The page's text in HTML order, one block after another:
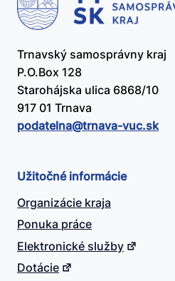
Trnavský samosprávny kraj
P.O.Box 128
Starohájska ulica 6868/10
917 01 Trnava
podatelna@​trnava-vuc.sk
Užitočné informácie
Organizácie kraja
Ponuka práce
Elektronické služby
Dotácie